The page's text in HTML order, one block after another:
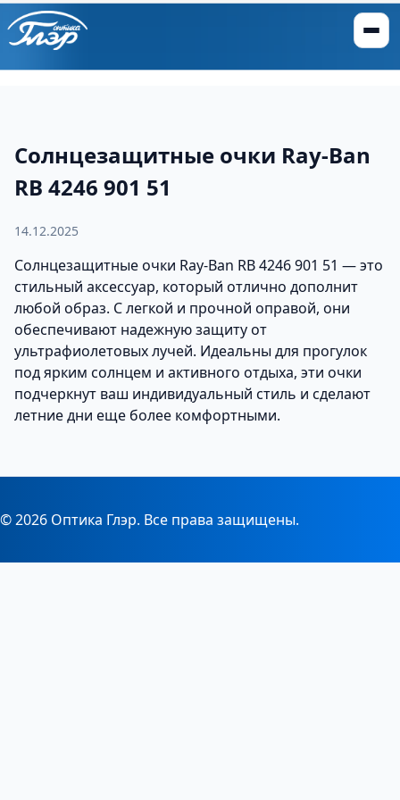
Солнцезащитные очки Ray-Ban
RB 4246 901 51
14.12.2025
Солнцезащитные очки Ray-Ban RB 4246 901 51 — это
стильный аксессуар, который отлично дополнит
любой образ. С легкой и прочной оправой, они
обеспечивают надежную защиту от
ультрафиолетовых лучей. Идеальны для прогулок
под ярким солнцем и активного отдыха, эти очки
подчеркнут ваш индивидуальный стиль и сделают
летние дни еще более комфортными.
© 2026 Оптика Глэр. Все права защищены.